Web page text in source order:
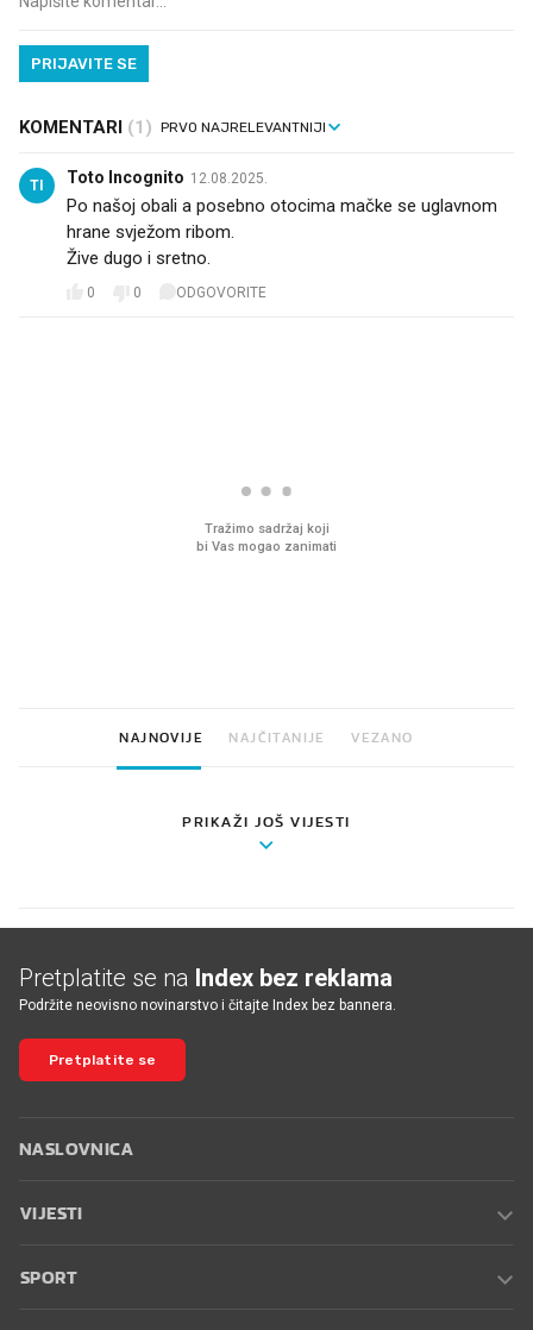
PRIJAVITE SE
KOMENTARI (1)
TI Toto Incognito 12.08.2025.
Po našoj obali a posebno otocima mačke se uglavnom
hrane svježom ribom.
Žive dugo i sretno.
0 0 ODGOVORITE
NAJNOVIJE NAJČITANIJE VEZANO
PRIKAŽI JOŠ VIJESTI
Pretplatite se na Index bez reklama
Podržite neovisno novinarstvo i čitajte Index bez bannera.
Pretplatite se
NASLOVNICA
VIJESTI
SPORT